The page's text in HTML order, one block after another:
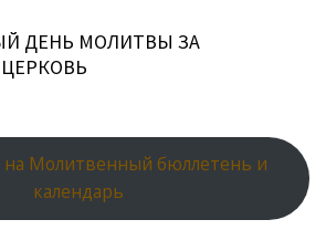
ДЕНЬ МОЛИТВЫ ЗА
на Молитвенный бюллетень и
календарь